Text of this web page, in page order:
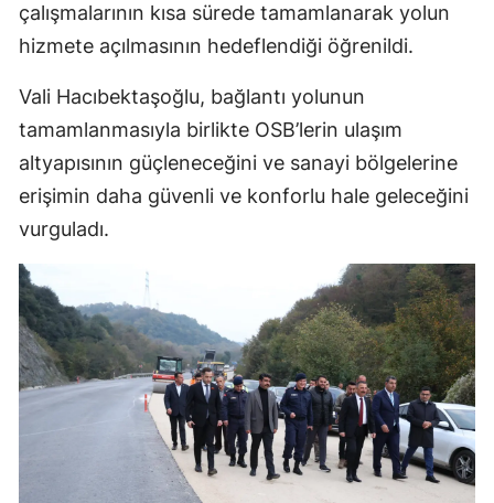
çalışmalarının kısa sürede tamamlanarak yolun
hizmete açılmasının hedeflendiği öğrenildi.
Vali Hacıbektaşoğlu, bağlantı yolunun
tamamlanmasıyla birlikte OSB’lerin ulaşım
altyapısının güçleneceğini ve sanayi bölgelerine
erişimin daha güvenli ve konforlu hale geleceğini
vurguladı.